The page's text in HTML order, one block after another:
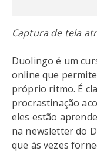
Captura de tela
Duolingo é um
online que
próprio ritmo. É
procrastinação
eles estão
na newsletter do
que às vezes